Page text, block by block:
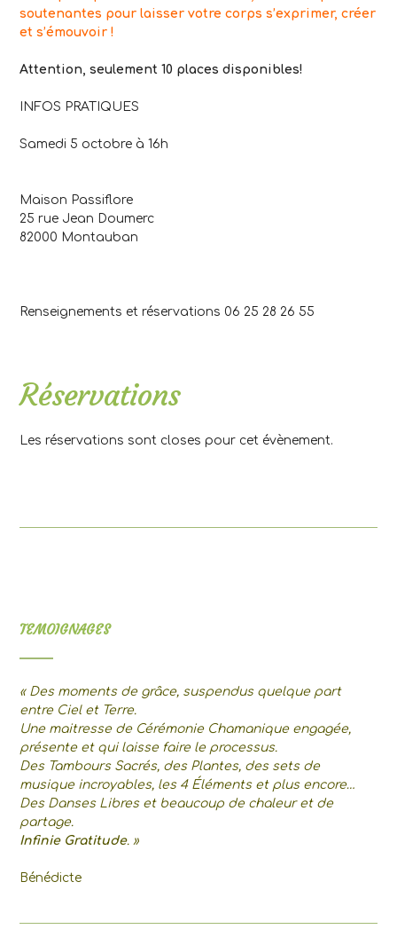
soutenantes pour laisser votre corps s’exprimer, créer
et s’émouvoir !
Attention, seulement 10 places disponibles!
INFOS PRATIQUES
Samedi 5 octobre à 16h
Maison Passiflore
25 rue Jean Doumerc
82000 Montauban
Renseignements et réservations 06 25 28 26 55
Réservations
Les réservations sont closes pour cet évènement.
TEMOIGNAGES
« Des moments de grâce, suspendus quelque part
entre Ciel et Terre.
Une maitresse de Cérémonie Chamanique engagée,
présente et qui laisse faire le processus.
Des Tambours Sacrés, des Plantes, des sets de
musique incroyables, les 4 Éléments et plus encore…
Des Danses Libres et beaucoup de chaleur et de
partage.
Infinie Gratitude. »
Bénédicte